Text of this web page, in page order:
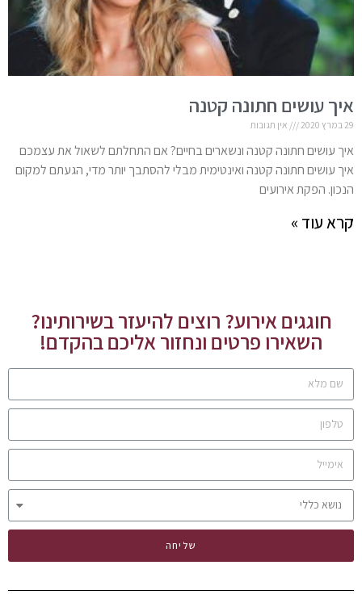
איך עושים חתונה קטנה
29 במרץ 2020 אין תגובות
איך עושים חתונה קטנה ונשארים בחיים? אם התחלתם לשאול את עצמכם
איך עושים חתונה קטנה ואינטימית מבלי להסתבך יותר מדי, הגעתם למקום
הנכון. הפקת אירועים
קרא עוד »
חוגגים אירוע? רוצים להיעזר בשירותינו?
השאירו פרטים ונחזור אליכם בהקדם!
שליחה